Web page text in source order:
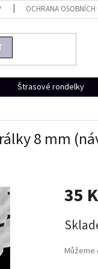
OCHRANA
Štrasové rondelky
8 mm
35
cena: